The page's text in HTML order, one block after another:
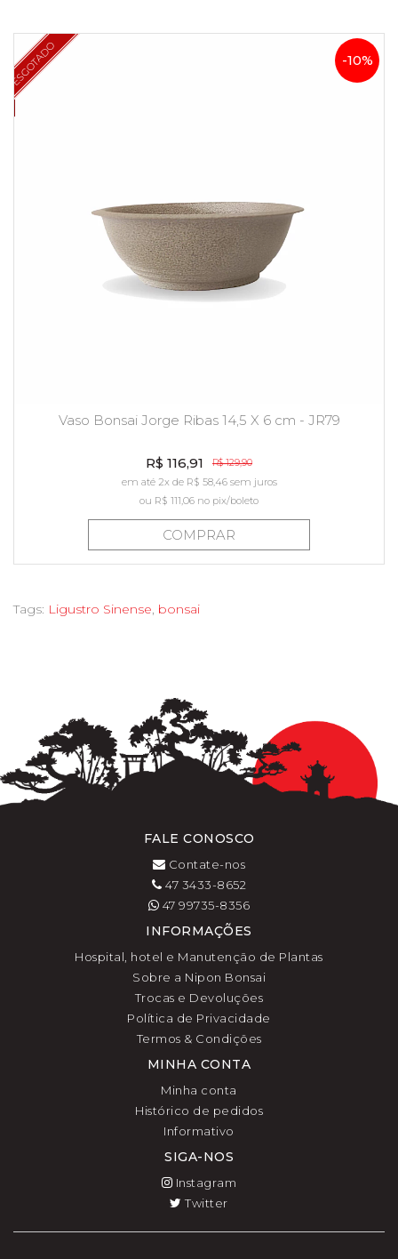
ESGOTADO
Vaso Bonsai Jorge Ribas 14,5 X 6 cm - JR79
-10%
R$ 116,91 R$ 129,90
em até 2x de R$ 58,46 sem juros
ou R$ 111,06 no pix/boleto
COMPRAR
Tags: Ligustro Sinense, bonsai
FALE CONOSCO
Contate-nos
47 3433-8652
47 99735-8356
INFORMAÇÕES
Hospital, hotel e Manutenção de Plantas
Sobre a Nipon Bonsai
Trocas e Devoluções
Política de Privacidade
Termos & Condições
MINHA CONTA
Minha conta
Histórico de pedidos
Informativo
SIGA-NOS
Instagram
Twitter